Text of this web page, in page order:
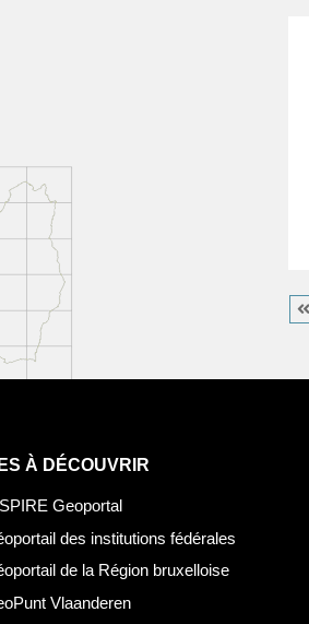
À DÉCOUVRIR
Geoportal
des institutions fédérales
de la Région bruxelloise
Vlaanderen